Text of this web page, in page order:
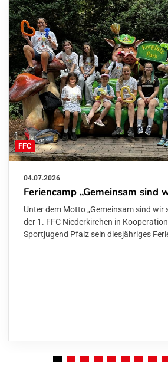
FFC
04.07.2026
Feriencamp „Gemeinsam sind
Unter dem Motto „Gemeinsam sind wir
der 1. FFC Niederkirchen in
Sportjugend Pfalz sein diesjähriges